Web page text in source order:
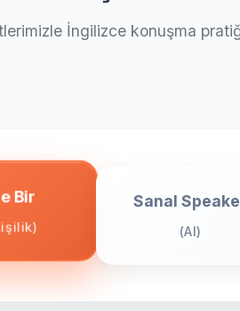
İngilizce konuşma
Bir Sanal
(AI)